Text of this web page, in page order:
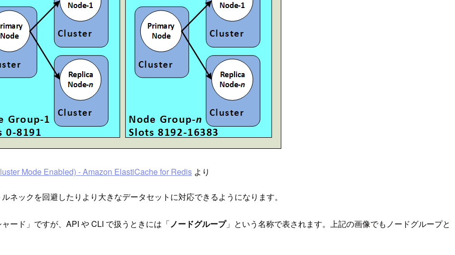
Mode Enabled) - Amazon ElastiCache for Redisより
ネックを回避したりより大きなデータセットに対応できるようになります。
ード」ですが、API や CLI で扱うときには「ノードグループ」という名称で表されます。上記の画像でもノードグループと